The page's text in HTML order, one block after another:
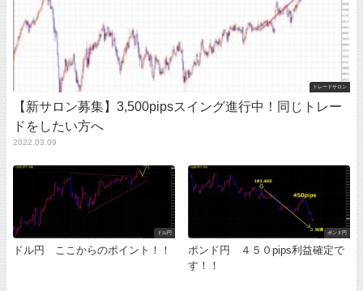
トレードサロン
【新サロン募集】3,500pipsスイング進行中！同じトレー
ドをしたい方へ
2022.03.09
ドル円
ドル円 ここからのポイント！！
ポンド円
ポンド円 ４５０pips利益確定で
す！！